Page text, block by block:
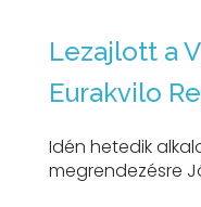
Lezajlott a
Eurakvilo
Idén hetedik
megrendezésre